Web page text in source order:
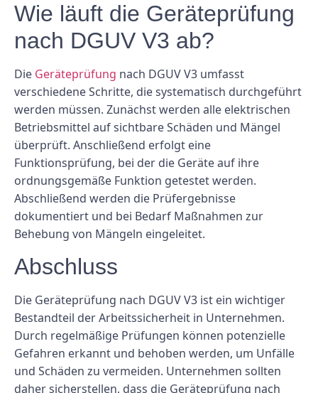
Wie läuft die Geräteprüfung
nach DGUV V3 ab?
Die Geräteprüfung nach DGUV V3 umfasst
verschiedene Schritte, die systematisch durchgeführt
werden müssen. Zunächst werden alle elektrischen
Betriebsmittel auf sichtbare Schäden und Mängel
überprüft. Anschließend erfolgt eine
Funktionsprüfung, bei der die Geräte auf ihre
ordnungsgemäße Funktion getestet werden.
Abschließend werden die Prüfergebnisse
dokumentiert und bei Bedarf Maßnahmen zur
Behebung von Mängeln eingeleitet.
Abschluss
Die Geräteprüfung nach DGUV V3 ist ein wichtiger
Bestandteil der Arbeitssicherheit in Unternehmen.
Durch regelmäßige Prüfungen können potenzielle
Gefahren erkannt und behoben werden, um Unfälle
und Schäden zu vermeiden. Unternehmen sollten
daher sicherstellen, dass die Geräteprüfung nach